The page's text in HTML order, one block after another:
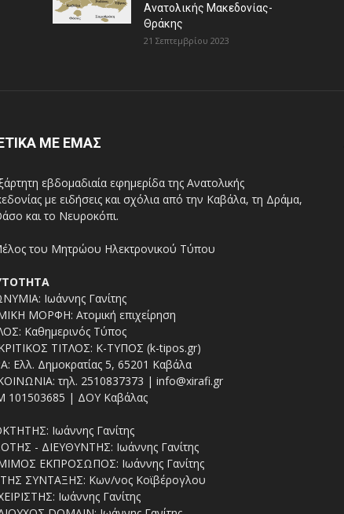
Ανατολικής Μακεδονίας-
Θράκης
21 Σεπτεμβρίου 2023
ΜΕ ΕΜΑΣ
εβδομαδιαία εφημερίδα της Ανατολικής
με ειδήσεις και σχόλια από την Καβάλα, τη Δράμα,
και το Νευροκόπι.
Ιωάννης Γανίτης
ΜΟΡΦΗ: Ατομική επιχείρηση
Καθημερινός Τύπος
ΤΙΤΛΟΣ: Κ-ΤΥΠΟΣ (k-tipos.gr)
Ελλ. Δημοκρατίας 5, 65201 Καβάλα
τηλ. 2510837373 | info@xirafi.gr
101503685 | ΔΟΥ Καβάλας
Ιωάννης Γανίτης
- ΔΙΕΥΘΥΝΤΗΣ: Ιωάννης Γανίτης
ΕΚΠΡΟΣΩΠΟΣ: Ιωάννης Γανίτης
ΣΥΝΤΑΞΗΣ: Κων/νος Κοϊβέρογλου
Ιωάννης Γανίτης